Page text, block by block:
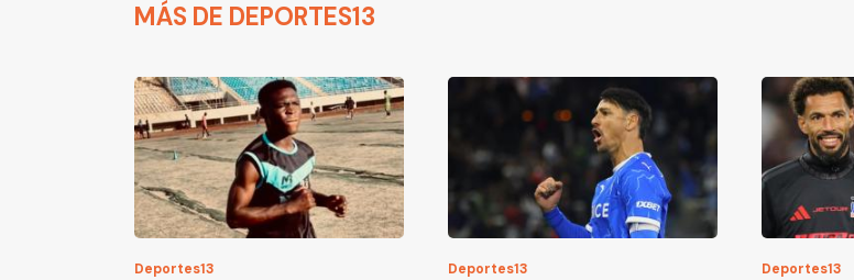
MÁS DE DEPORTES13
Deportes13 Deportes13 Deportes13